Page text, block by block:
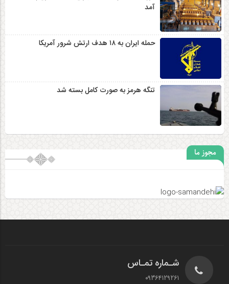
آمد
حمله ایران به ۱۸ هدف ارتش شرور آمریکا
تنگه هرمز به صورت کامل بسته شد
مجوز ما
شـماره تمـاس
09364129261